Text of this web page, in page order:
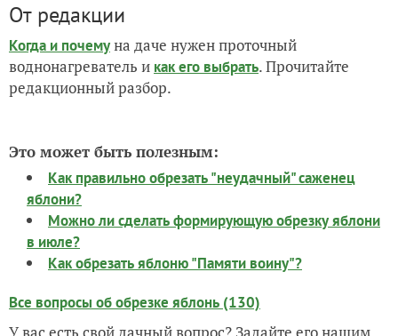
От редакции
Когда и почемуна даче нужен проточный
воднонагреватель и как его выбрать. Прочитайте
редакционный разбор.
Это может быть полезным:
Как правильно обрезать "неудачный" саженец
яблони?
Можно ли сделать формирующую обрезку яблони
в июле?
Как обрезать яблоню "Памяти воину"?
Все вопросы об обрезке яблонь (130)